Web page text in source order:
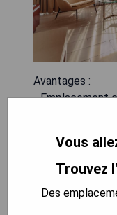
Avantages :
- Emplacement
- Large gamme
- Prix élevé
Vous
Trouvez
Des